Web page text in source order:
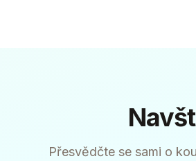
Přesvědčte se sami o